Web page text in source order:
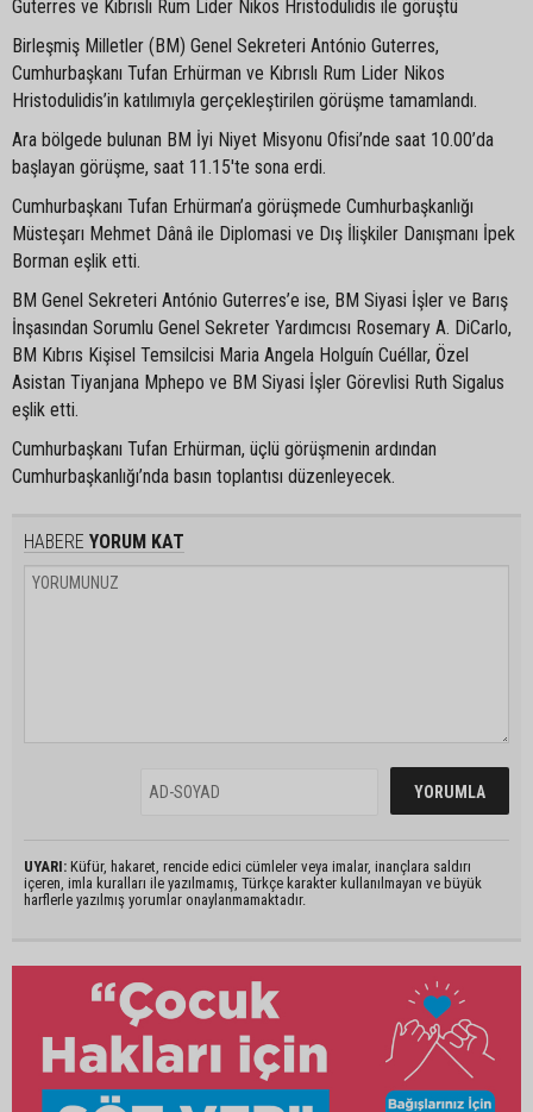
Guterres ve Kıbrıslı Rum Lider Nikos Hristodulidis ile görüştü
Birleşmiş Milletler (BM) Genel Sekreteri António Guterres,
Cumhurbaşkanı Tufan Erhürman ve Kıbrıslı Rum Lider Nikos
Hristodulidis’in katılımıyla gerçekleştirilen görüşme tamamlandı.
Ara bölgede bulunan BM İyi Niyet Misyonu Ofisi’nde saat 10.00’da
başlayan görüşme, saat 11.15'te sona erdi.
Cumhurbaşkanı Tufan Erhürman’a görüşmede Cumhurbaşkanlığı
Müsteşarı Mehmet Dânâ ile Diplomasi ve Dış İlişkiler Danışmanı İpek
Borman eşlik etti.
BM Genel Sekreteri António Guterres’e ise, BM Siyasi İşler ve Barış
İnşasından Sorumlu Genel Sekreter Yardımcısı Rosemary A. DiCarlo,
BM Kıbrıs Kişisel Temsilcisi Maria Angela Holguín Cuéllar, Özel
Asistan Tiyanjana Mphepo ve BM Siyasi İşler Görevlisi Ruth Sigalus
eşlik etti.
Cumhurbaşkanı Tufan Erhürman, üçlü görüşmenin ardından
Cumhurbaşkanlığı’nda basın toplantısı düzenleyecek.
HABERE YORUM KAT
UYARI: Küfür, hakaret, rencide edici cümleler veya imalar, inançlara saldırı
içeren, imla kuralları ile yazılmamış, Türkçe karakter kullanılmayan ve büyük
harflerle yazılmış yorumlar onaylanmamaktadır.